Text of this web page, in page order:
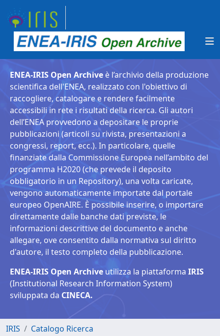
ENEA-IRIS Open Archive è l’archivio della produzione
scientifica dell'ENEA, realizzato con l'obiettivo di
raccogliere, catalogare e rendere facilmente
accessibili in rete i risultati della ricerca. Gli autori
dell’ENEA provvedono a depositare le proprie
pubblicazioni (articoli su rivista, presentazioni a
congressi, report, ecc.). In particolare, quelle
finanziate dalla Commissione Europea nell’ambito del
programma H2020 (che prevede il deposito
obbligatorio in un Repository), una volta caricate,
vengono automaticamente importate dal portale
europeo OpenAIRE. È possibile inserire, o importare
direttamente dalle banche dati previste, le
informazioni descrittive del documento e anche
allegare, ove consentito dalla normativa sul diritto
d'autore, il testo completo della pubblicazione.
ENEA-IRIS Open Archive utilizza la piattaforma IRIS
(Institutional Research Information System)
sviluppata da CINECA.
IRIS
Catalogo Ricerca